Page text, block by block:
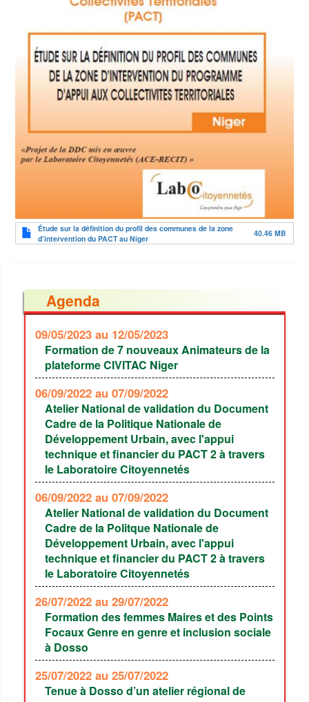
Document
Étude sur la définition du profil des communes de la zone
d’intervention du PACT au Niger
40.46 MB
Agenda
09/05/2023 au 12/05/2023
Formation de 7 nouveaux Animateurs de la
plateforme CIVITAC Niger
06/09/2022 au 07/09/2022
Atelier National de validation du Document
Cadre de la Politique Nationale de
Développement Urbain, avec l'appui
technique et financier du PACT 2 à travers
le Laboratoire Citoyennetés
06/09/2022 au 07/09/2022
Atelier National de validation du Document
Cadre de la Politque Nationale de
Développement Urbain, avec l'appui
technique et financier du PACT 2 à travers
le Laboratoire Citoyennetés
26/07/2022 au 29/07/2022
Formation des femmes Maires et des Points
Focaux Genre en genre et inclusion sociale
à Dosso
25/07/2022 au 25/07/2022
Tenue à Dosso d’un atelier régional de